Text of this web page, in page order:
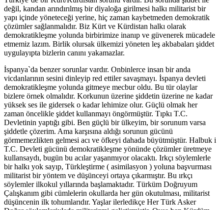
değil, kandan arındırılmış bir diyaloğa girilmesi halkı militarist bir
yapı içinde yöneteceği yerine, hiç zaman kaybetmeden demokratik
çözümler sağlanmalıdır. Biz Kürt ve Kürdistan halkı olarak
demokratikleşme yolunda birbirimize inanıp ve güvenerek mücadele
etmemiz lazım. Birlik olursak ülkemizi yöneten leş akbabaları şiddet
uygulayıpta bizlerin canını yakamazlar.
İspanya`da benzer sorunlar vardır. Onbinlerce insan bir anda
vicdanlarının sesini dinleyip red ettiler savaşmayı. İspanya devleti
demokratikleşme yolunda gitmeye mecbur oldu. Bu tür olaylar
bizlere örnek olmalıdır. Korkunun üzerine şiddetin üzerine ne kadar
yüksek ses ile gidersek o kadar lehimize olur. Güçlü olmak her
zaman öncelikle şiddet kullanmayı öngörmüştür. Tıpkı T.C.
Devletinin yaptığı gibi. Ben güçlü bir ülkeyim, bir sorunum varsa
şiddetle çözerim. Ama karşısına aldığı sorunun gücünü
görmemezlikten gelmesi acı ve öfkeyi dahada büyütmüştür. Halbuk i
T.C. Devleti gücünü demokratikleşme yönünde çözümler üretmeye
kullansaydı, bugün bu acılar yaşanmıyor olacaktı. Irkçı söylemlerle
bir halkı yok sayıp, Türkleştirme ( asimilasyon ) yoluna başvurması
militarist bir yöntem ve düşünceyi ortaya çıkarmıştır. Bu ırkçı
söylemler ilkokul yıllarında başlamaktadır. Türküm Doğruyum
Çalışkanım gibi cümlelerin okullarda her gün okutulması, militarist
düşüncenin ilk tohumlarıdır. Yaşlar ilerledikçe Her Türk Asker